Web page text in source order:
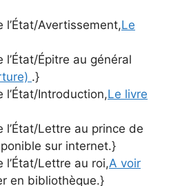
l’État/Avertissement,Le
l’État/Épitre au général
.}
l’État/Introduction,Le livre
l’État/Lettre au prince de
sur internet.}
l’État/Lettre au roi,A voir
en bibliothèque.}